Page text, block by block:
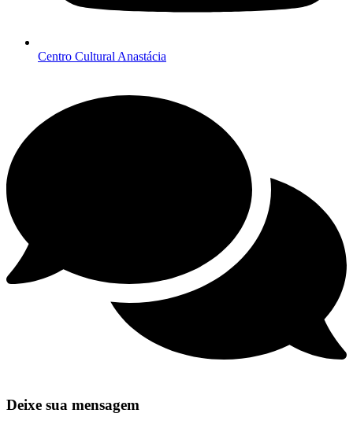
Centro Cultural Anastácia
Deixe sua mensagem